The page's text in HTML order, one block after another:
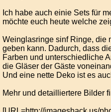
Ich habe auch einie Sets für
möchte euch heute welche
Weinglasringe sinf Ringe, die
geben kann. Dadurch, dass
Farben und unterschiedliche
die Gläser der Gäste
Und eine nette Deko ist es
Mehr und detailliertere Bilder